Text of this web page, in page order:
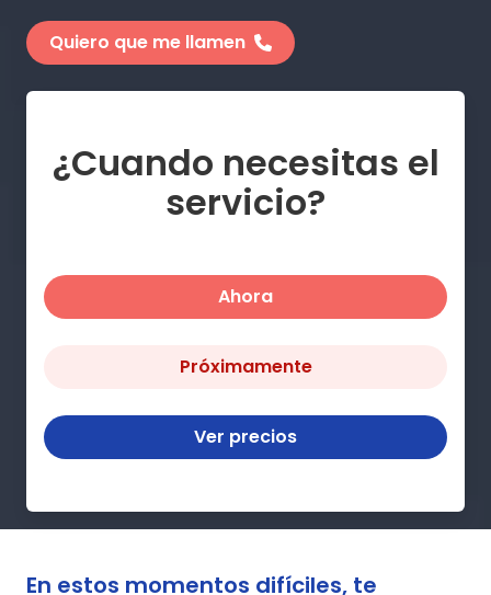
Quiero que me llamen
¿Cuando necesitas el
servicio?
Ahora
Próximamente
Ver precios
En estos momentos difíciles, te